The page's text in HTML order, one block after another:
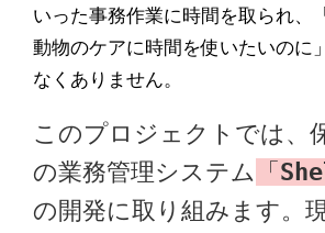
いった事務作業に時間を取られ、
動物のケアに時間を使いたいのに
なくありません。
このプロジェクトでは、
の業務管理システム
「
の開発に取り組みます。